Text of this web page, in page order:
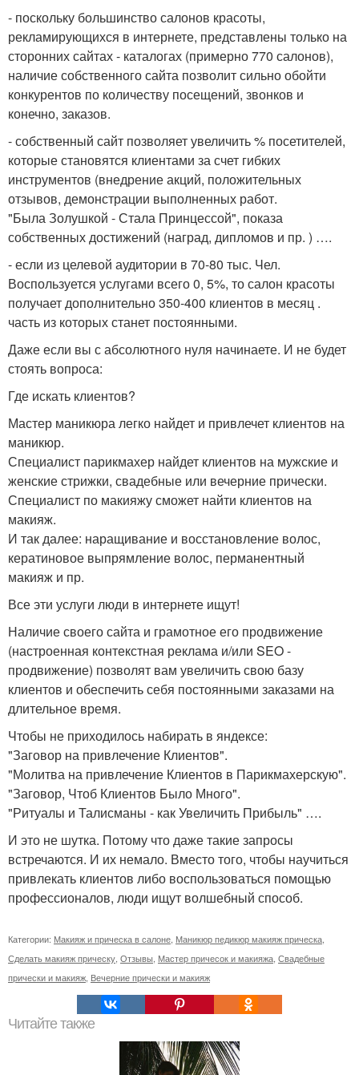
- поскольку большинство салонов красоты,
рекламирующихся в интернете, представлены только на
сторонних сайтах - каталогах (примерно 770 салонов),
наличие собственного сайта позволит сильно обойти
конкурентов по количеству посещений, звонков и
конечно, заказов.
- собственный сайт позволяет увеличить % посетителей,
которые становятся клиентами за счет гибких
инструментов (внедрение акций, положительных
отзывов, демонстрации выполненных работ.
"Была Золушкой - Стала Принцессой", показа
собственных достижений (наград, дипломов и пр. ) ….
- если из целевой аудитории в 70-80 тыс. Чел.
Воспользуется услугами всего 0, 5%, то салон красоты
получает дополнительно 350-400 клиентов в месяц .
часть из которых станет постоянными.
Даже если вы с абсолютного нуля начинаете. И не будет
стоять вопроса:
Где искать клиентов?
Мастер маникюра легко найдет и привлечет клиентов на
маникюр.
Специалист парикмахер найдет клиентов на мужские и
женские стрижки, свадебные или вечерние прически.
Специалист по макияжу сможет найти клиентов на
макияж.
И так далее: наращивание и восстановление волос,
кератиновое выпрямление волос, перманентный
макияж и пр.
Все эти услуги люди в интернете ищут!
Наличие своего сайта и грамотное его продвижение
(настроенная контекстная реклама и/или SEO -
продвижение) позволят вам увеличить свою базу
клиентов и обеспечить себя постоянными заказами на
длительное время.
Чтобы не приходилось набирать в яндексе:
"Заговор на привлечение Клиентов".
"Молитва на привлечение Клиентов в Парикмахерскую".
"Заговор, Чтоб Клиентов Было Много".
"Ритуалы и Талисманы - как Увеличить Прибыль" ….
И это не шутка. Потому что даже такие запросы
встречаются. И их немало. Вместо того, чтобы научиться
привлекать клиентов либо воспользоваться помощью
профессионалов, люди ищут волшебный способ.
Категории: Макияж и прическа в салоне Маникюр педикюр макияж прическа
Сделать макияж прическу Отзывы Мастер причесок и макияжа Свадебные
прически и макияж Вечерние прически и макияж
Читайте также